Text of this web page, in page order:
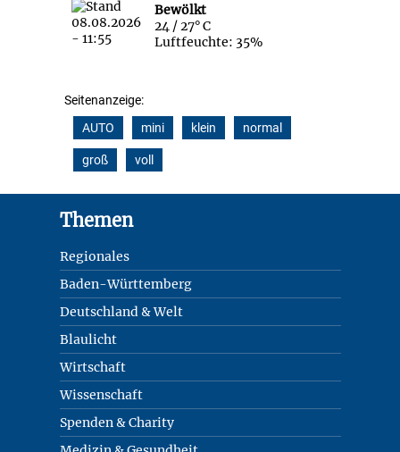
Bewölkt
24 / 27° C
Luftfeuchte: 35%
Seitenanzeige:
AUTO
mini klein normal
groß voll
Themen
Regionales
Baden-Württemberg
Deutschland & Welt
Blaulicht
Wirtschaft
Wissenschaft
Spenden & Charity